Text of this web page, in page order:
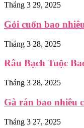
Tháng 3 29, 2025
Gỏi cuốn bao
Tháng 3 28, 2025
Râu Bạch Tuộc
Tháng 3 28, 2025
Gà rán bao nhiêu
Tháng 3 27, 2025